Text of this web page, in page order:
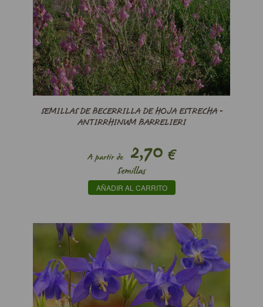
SEMILLAS DE BECERRILLA DE HOJA ESTRECHA -
ANTIRRHINUM BARRELIERI
A partir de2,70 €
Semillas
AÑADIR AL CARRITO